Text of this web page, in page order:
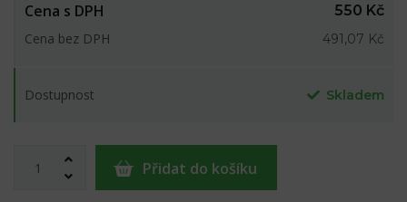
Cena s DPH
550 Kč
Cena bez DPH
491,07 Kč
Dostupnost Skladem
Přidat do košíku